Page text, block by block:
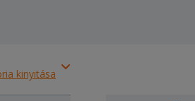
kinyitása